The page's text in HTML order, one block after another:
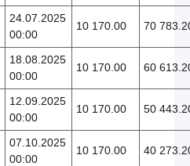
24.07.2025
00:00
10 170.00 70
18.08.2025
00:00
10 170.00 60
12.09.2025
00:00
10 170.00 50
07.10.2025
00:00
10 170.00 40